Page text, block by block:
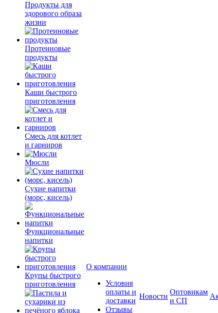
Продукты для
здорового образа
жизни
Протеиновые
продукты
Каши быстрого
приготовления
Смесь для котлет
и гарниров
Мюсли
Сухие напитки
(морс, кисель)
Функциональные
напитки
Крупы быстрого
приготовления
О компании
Условия
оплаты и
доставки
Отзывы
Новости
Оптовикам
и СП